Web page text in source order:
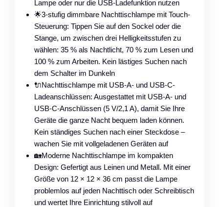
Lampe oder nur die USB-Ladefunktion nutzen
🌟3-stufig dimmbare Nachttischlampe mit Touch-
Steuerung: Tippen Sie auf den Sockel oder die
Stange, um zwischen drei Helligkeitsstufen zu
wählen: 35 % als Nachtlicht, 70 % zum Lesen und
100 % zum Arbeiten. Kein lästiges Suchen nach
dem Schalter im Dunkeln
🔌Nachttischlampe mit USB-A- und USB-C-
Ladeanschlüssen: Ausgestattet mit USB-A- und
USB-C-Anschlüssen (5 V/2,1 A), damit Sie Ihre
Geräte die ganze Nacht bequem laden können.
Kein ständiges Suchen nach einer Steckdose –
wachen Sie mit vollgeladenen Geräten auf
🏡Moderne Nachttischlampe im kompakten
Design: Gefertigt aus Leinen und Metall. Mit einer
Größe von 12 × 12 × 36 cm passt die Lampe
problemlos auf jeden Nachttisch oder Schreibtisch
und wertet Ihre Einrichtung stilvoll auf